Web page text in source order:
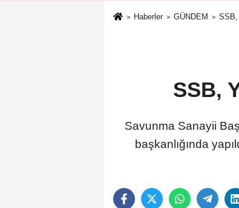
Haberler GÜNDEM SSB,
SSB,
Savunma Sanayii
başkanlığında